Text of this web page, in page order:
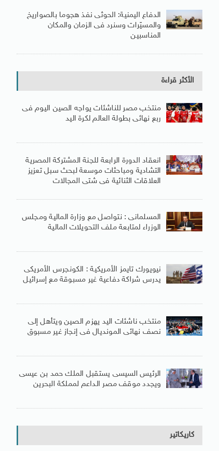
الدفاع اليمنية: الحوثى نفذ هجوما بالصواريخ
والمسيّرات وسنرد فى الزمان والمكان
المناسبين
الأكثر قراءة
منتخب مصر للناشئات يواجه الصين اليوم فى
ربع نهائى بطولة العالم لكرة اليد
انعقاد الدورة الرابعة للجنة المشتركة المصرية
التشادية ومباحثات موسعة لبحث سبل تعزيز
العلاقات الثنائية فى شتى المجالات
المسلمانى : نتواصل مع وزارة المالية ومجلس
الوزراء لمتابعة ملف التحويلات المالية
نيويورك تايمز الأمريكية : الكونجرس الأمريكى
يدرس شراكة دفاعية غير مسبوقة مع إسرائيل
منتخب ناشئات اليد يهزم الصين ويتأهل إلى
نصف نهائى المونديال فى إنجاز غير مسبوق
الرئيس السيسى يستقبل الملك حمد بن عيسى
ويجدد موقف مصر الداعم لمملكة البحرين
كاريكاتير